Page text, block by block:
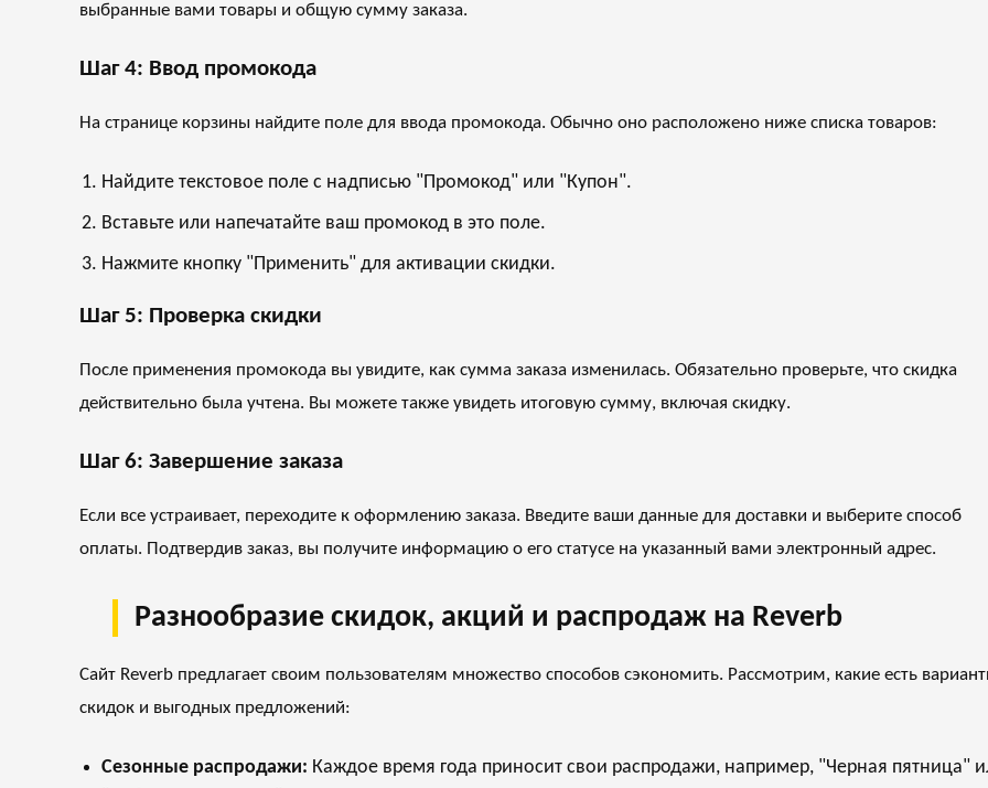
выбранные вами товары и общую сумму заказа.
Шаг 4: Ввод промокода
На странице корзины найдите поле для ввода промокода. Обычно оно расположено ниже списка товаров:
Найдите текстовое поле с надписью "Промокод" или "Купон".
Вставьте или напечатайте ваш промокод в это поле.
Нажмите кнопку "Применить" для активации скидки.
Шаг 5: Проверка скидки
После применения промокода вы увидите, как сумма заказа изменилась. Обязательно проверьте, что скидка
действительно была учтена. Вы можете также увидеть итоговую сумму, включая скидку.
Шаг 6: Завершение заказа
Если все устраивает, переходите к оформлению заказа. Введите ваши данные для доставки и выберите способ
оплаты. Подтвердив заказ, вы получите информацию о его статусе на указанный вами электронный адрес.
Разнообразие скидок, акций и распродаж на Reverb
Сайт Reverb предлагает своим пользователям множество способов сэкономить. Рассмотрим, какие есть
скидок и выгодных предложений:
Сезонные распродажи: Каждое время года приносит свои распродажи, например, "Черная пятница"